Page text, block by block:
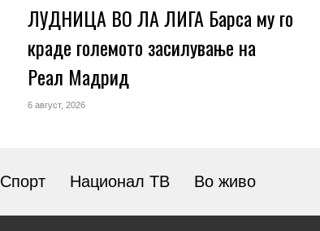
ЛУДНИЦА ВО ЛА ЛИГА Барса му го
краде големото засилување на
Реал Мадрид
6 август, 2026
Спорт Национал ТВ Во живо